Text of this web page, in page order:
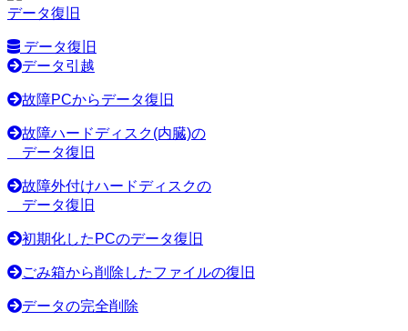
データ復旧
データ復旧
データ引越
故障PCからデータ復旧
故障ハードディスク(内臓)の
データ復旧
故障外付けハードディスクの
データ復旧
初期化したPCのデータ復旧
ごみ箱から削除したファイルの復旧
データの完全削除